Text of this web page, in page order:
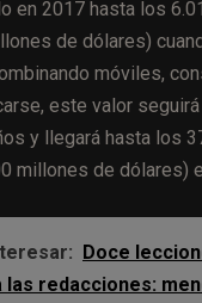
en 2017 hasta los
de dólares)
móviles,
este valor
y llegará hasta los
millones de dólares)
Doce
las redacciones: